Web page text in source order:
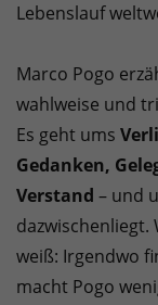
Lebenslauf
Marco Pogo
wahlweise und
Es geht ums
Gedanken,
Verstand – und
dazwischenliegt.
weiß: Irgendwo
macht Pogo